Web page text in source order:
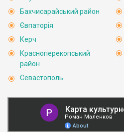
Бахчисарайський район
Євпаторія
Керч
Красноперекопський
район
Севастополь